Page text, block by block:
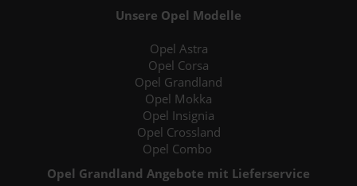
Unsere Opel Modelle
Opel Astra
Opel Corsa
Opel Grandland
Opel Mokka
Opel Insignia
Opel Crossland
Opel Combo
Opel Grandland Angebote mit Lieferservice